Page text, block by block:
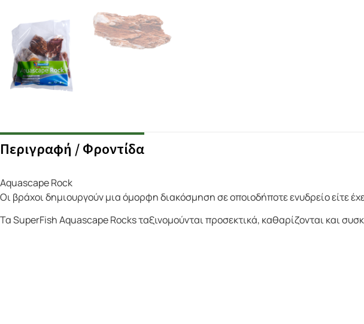
Περιγραφή / Φροντίδα
Aquascape Rock
Οι βράχοι δημιουργούν μια όμορφη διακόσμηση σε οποιοδήποτε ενυδρείο είτε
Τα SuperFish Aquascape Rocks ταξινομούνται προσεκτικά, καθαρίζονται και